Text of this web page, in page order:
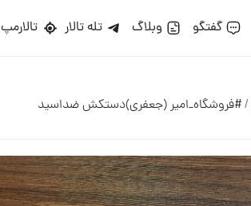
گفتگو وبلاگ تله تالار تالارمپ
/#فروشگاه_امیر (جعفری)دستکش ضداسید